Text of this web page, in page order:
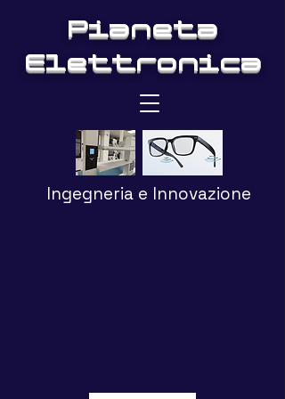
Pianeta
Elettronica
Ingegneria e Innovazione